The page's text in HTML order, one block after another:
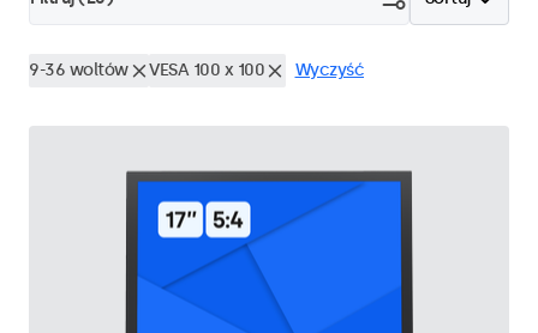
9-36 woltów VESA 100 x 100 Wyczyść